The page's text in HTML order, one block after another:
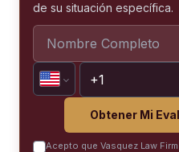
de su situación específica.
Obtener Mi
Acepto que Vasquez Law